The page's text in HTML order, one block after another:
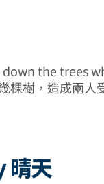
the trees
棵樹，造成兩人
晴天